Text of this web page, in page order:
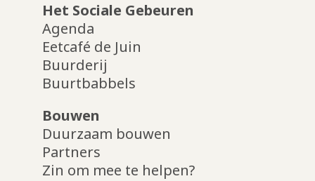
Het Sociale Gebeuren
Agenda
Eetcafé de Juin
Buurderij
Buurtbabbels
Bouwen
Duurzaam bouwen
Partners
Zin om mee te helpen?